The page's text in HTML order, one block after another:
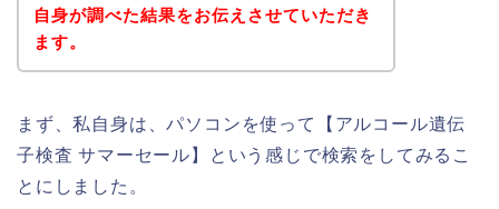
自身が調べた結果をお伝えさせていただき
ます。
まず、私自身は、パソコンを使って【アルコール遺伝
子検査 サマーセール】という感じで検索をしてみるこ
とにしました。